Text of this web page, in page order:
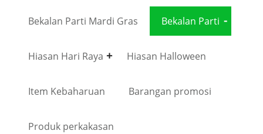
Bekalan Parti Mardi Gras Bekalan Parti
Hiasan Hari Raya Hiasan Halloween
Item Kebaharuan Barangan promosi
Produk perkakasan